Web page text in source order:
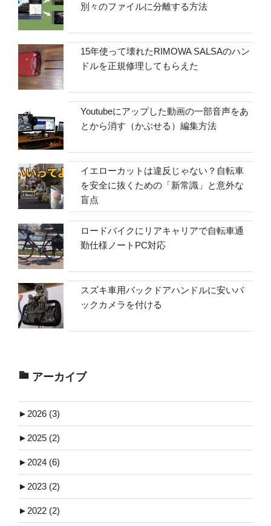
別々のファイルに分離する方法
15年使って壊れたRIMOWA SALSAのハン
ドルを正規修理してもらえた
Youtubeにアップした動画の一部音声をあ
とから消す（かぶせる）編集方法
イエローカットは違反じゃない？自転車
を安全に抜くための「新常識」と意外な
盲点
ロードバイクにリアキャリアで自転車通
勤仕様ノートPC対応
スズキ車用バックドアハンドルに安いバ
ックカメラを付ける
アーカイブ
► 2026 (3)
► 2025 (2)
► 2024 (6)
► 2023 (2)
► 2022 (2)